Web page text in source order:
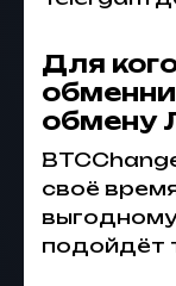
Для
обмену
своё
подойдёт